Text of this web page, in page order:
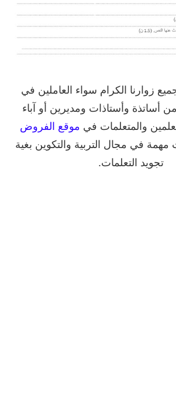
زوارنا الكرام سواء العاملين في
أساتذة وأستاذات ومديرين أو ﺁباء
والمتعلمات في موقع الفروض
مهمة في مجال التربية والتكوين بغية
تجويد التعلمات.